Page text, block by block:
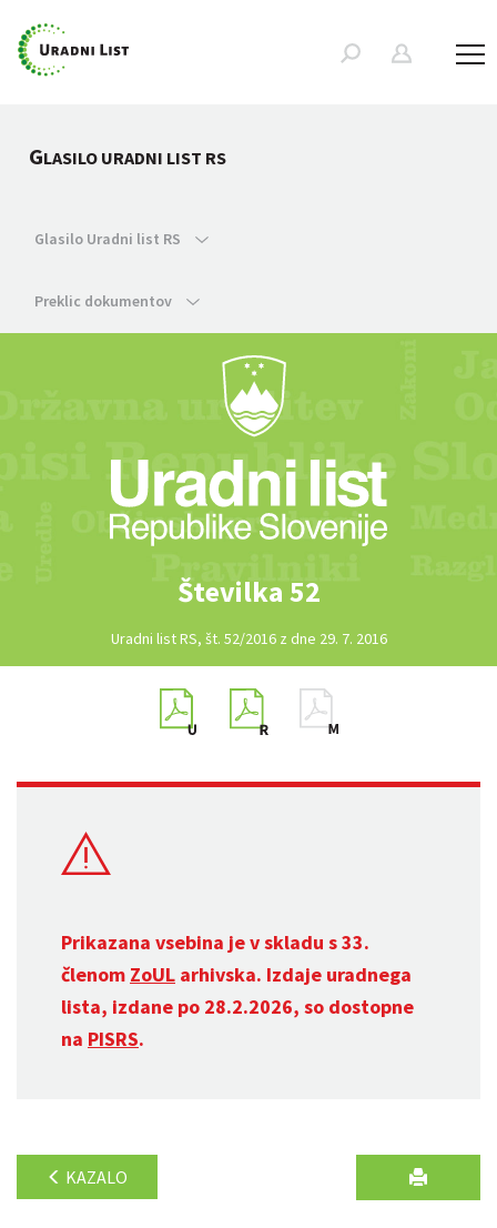
GLASILO URADNI LIST RS
Glasilo Uradni list RS
Preklic dokumentov
Številka 52
Uradni list RS, št. 52/2016 z dne 29. 7. 2016
Prikazana vsebina je v skladu s 33.
členom ZoUL arhivska. Izdaje uradnega
lista, izdane po 28.2.2026, so dostopne
na PISRS.
KAZALO